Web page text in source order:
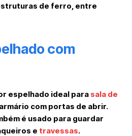
de ferro, entre
com
espelhado ideal para sala de
com portas de abrir.
é usado para guardar
e travessas.